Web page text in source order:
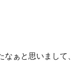
ぁと思いまして、